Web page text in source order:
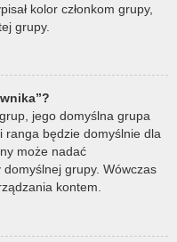
kolor członkom grupy,
grupy.
jego domyślna grupa
ranga będzie domyślnie dla
może nadać
grupy. Wówczas
kontem.